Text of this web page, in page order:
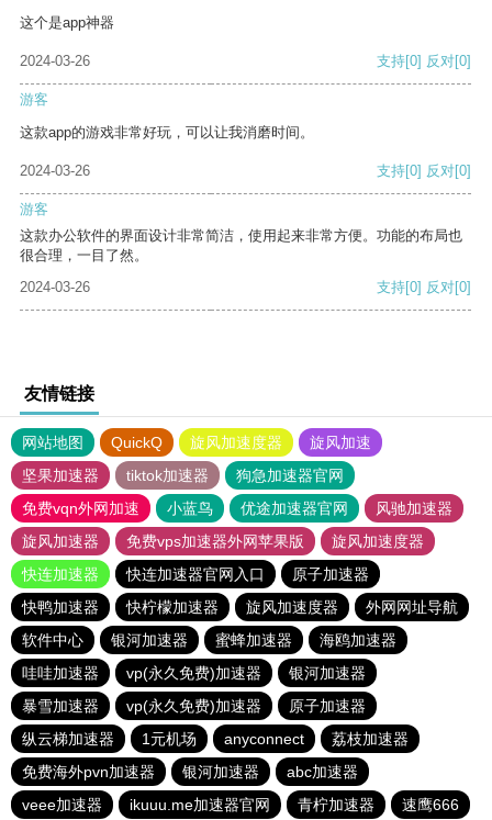
这个是app神器
2024-03-26 支持[0] 反对[0]
游客
这款app的游戏非常好玩，可以让我消磨时间。
2024-03-26 支持[0] 反对[0]
游客
这款办公软件的界面设计非常简洁，使用起来非常方便。功能的布局也
很合理，一目了然。
2024-03-26
支持[0] 反对[0]
友情链接
网站地图 QuickQ 旋风加速度器
旋风加速
坚果加速器
tiktok加速器
狗急加速器官网
免费vqn外网加速
小蓝鸟 优途加速器官网
风驰加速器
旋风加速器
免费vps加速器外网苹果版
旋风加速度器
快连加速器
快连加速器官网入口
原子加速器
快鸭加速器
快柠檬加速器 旋风加速度器
外网网址导航
软件中心
银河加速器 蜜蜂加速器
海鸥加速器
哇哇加速器
vp(永久免费)加速器
银河加速器
暴雪加速器
vp(永久免费)加速器
原子加速器
纵云梯加速器
1元机场 anyconnect
荔枝加速器
免费海外pvn加速器
银河加速器
abc加速器
veee加速器
ikuuu.me加速器官网 青柠加速器 速鹰666